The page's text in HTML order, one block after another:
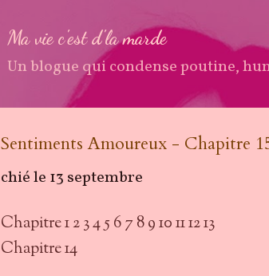
Ma vie c'est d'la marde
Un blogue qui condense poutine,
Sentiments Amoureux - Chapitre
chié le 13 septembre
Chapitre 12345 67 8910111213
Chapitre 14